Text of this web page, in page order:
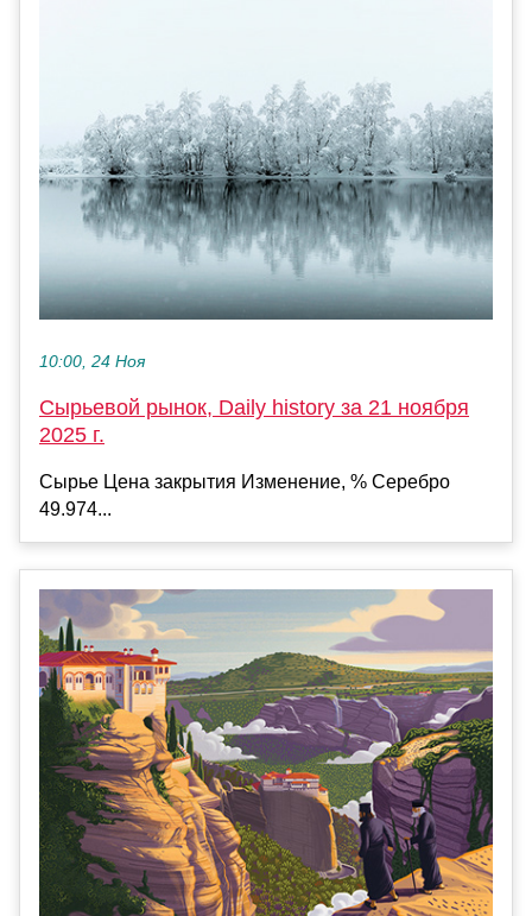
10:00, 24 Ноя
Сырьевой рынок, Daily history за 21 ноября
2025 г.
Сырье Цена закрытия Изменение, % Серебро
49.974...